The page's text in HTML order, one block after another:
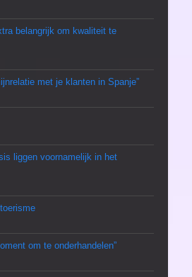
belangrijk om kwaliteit te
met je klanten in Spanje”
liggen voornamelijk in het
om te onderhandelen”